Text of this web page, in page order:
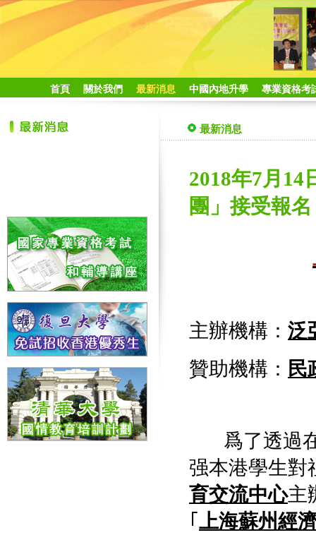
首頁 關於我們 最新消息 中國內地升學 專業資格考
最新消息
2018年7月14
團」接受報
主辦機構： 泛
贊助機構： 民
爲了透過在
强本港學生對
育交流中心主
｢ 上海蘇州經